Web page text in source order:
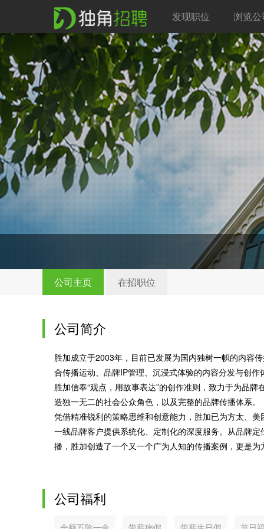
发现职位 浏览公
公司主页 在招职位
公司简介
胜加成立于2003年，目前已发展为国内独树一帜的内容
合传播运动、品牌IP管理、沉浸式体验的内容分发与创作
胜加信奉“观点，用故事表达”的创作准则，致力于为品
造独一无二的社会公众角色，以及完整的品牌传播体系。
凭借精准锐利的策略思维和创意能力，胜加已为方太、
一线品牌客户提供系统化、定制化的深度服务。从品牌
播，胜加创造了一个又一个广为人知的传播案例，更是
公司福利